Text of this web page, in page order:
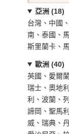
亞洲 (18)
台灣、中國
南、泰國、
斯里蘭卡、
歐洲 (40)
英國、愛爾
瑞士、奧地
利、波蘭、
諦岡、聖馬
威、瑞典、